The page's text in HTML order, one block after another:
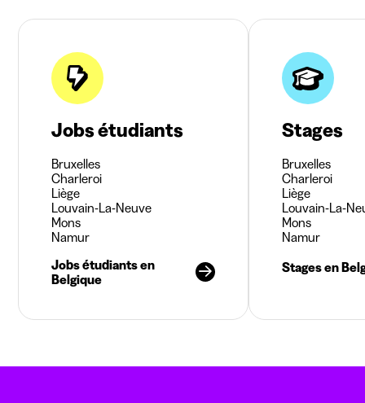
Jobs étudiants
Bruxelles
Charleroi
Liège
Louvain-La-Neuve
Mons
Namur
Jobs étudiants en
Belgique
Stages
Bruxelles
Charleroi
Liège
Louvain-La-
Mons
Namur
Stages en